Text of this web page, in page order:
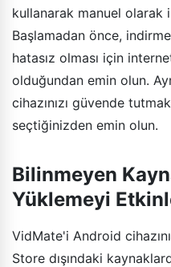
kullanarak manuel olarak
Başlamadan önce,
hatasız olması için
olduğundan emin olun.
cihazınızı güvende
seçtiğinizden emin olun.
Bilinmeyen
Yüklemeyi
VidMate'i Android
Store dışındaki